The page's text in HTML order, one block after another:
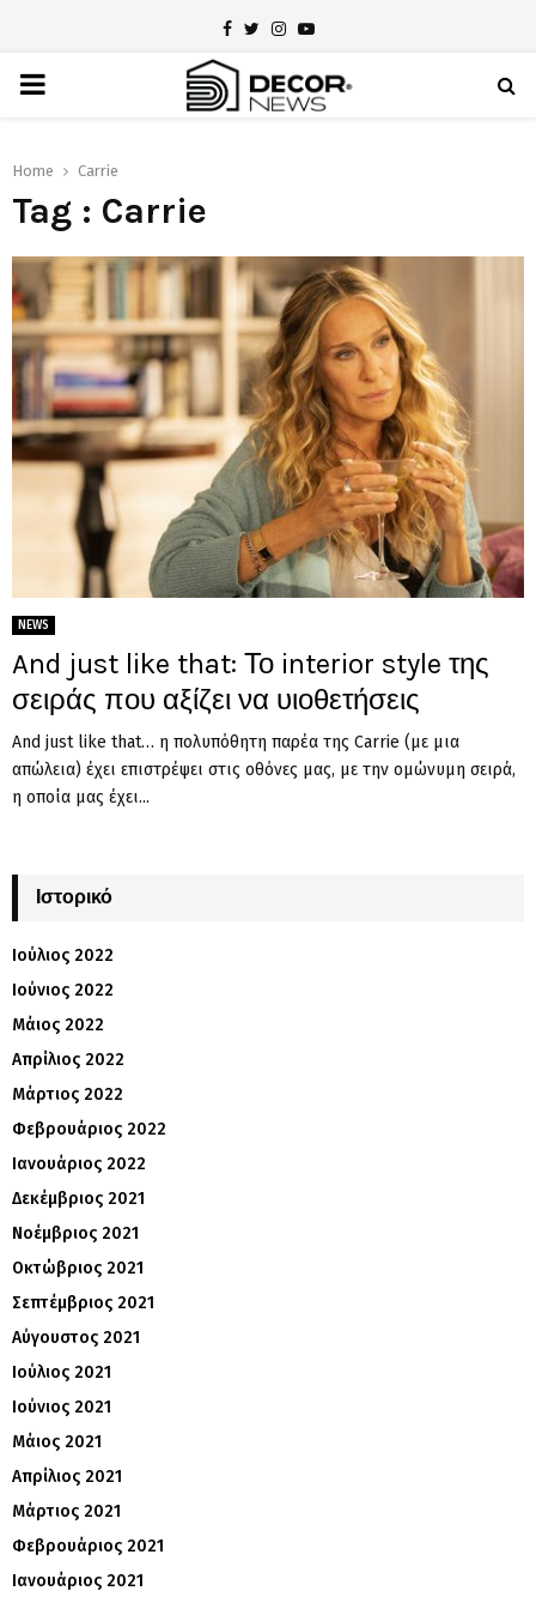
Facebook
TwitterInstagram
Youtube
PRIMARY
Home Carrie
Tag : Carrie
NEWS
And just like that: Το interior style της
σειράς που αξίζει να υιοθετήσεις
And just like that… η πολυπόθητη παρέα της Carrie (με μια
απώλεια) έχει επιστρέψει στις οθόνες μας, με την ομώνυμη σειρά,
η οποία μας έχει...
Ιστορικό
Ιούλιος 2022
Ιούνιος 2022
Μάιος 2022
Απρίλιος 2022
Μάρτιος 2022
Φεβρουάριος 2022
Ιανουάριος 2022
Δεκέμβριος 2021
Νοέμβριος 2021
Οκτώβριος 2021
Σεπτέμβριος 2021
Αύγουστος 2021
Ιούλιος 2021
Ιούνιος 2021
Μάιος 2021
Απρίλιος 2021
Μάρτιος 2021
Φεβρουάριος 2021
Ιανουάριος 2021